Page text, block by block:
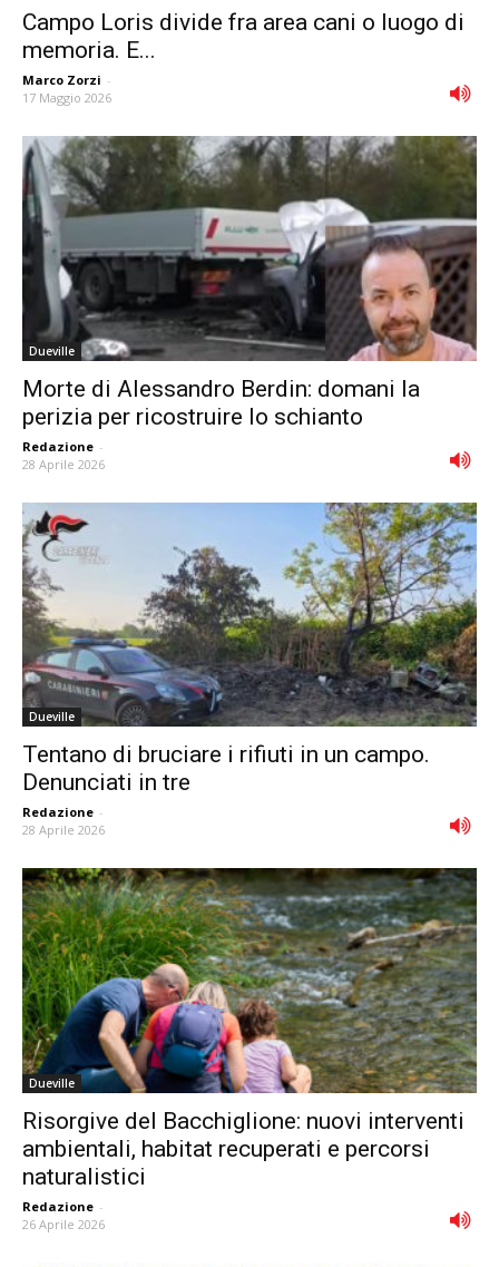
Campo Loris divide fra area cani o luogo di
memoria. E...
Marco Zorzi -
17 Maggio 2026
Dueville
Morte di Alessandro Berdin: domani la
perizia per ricostruire lo schianto
Redazione -
28 Aprile 2026
Dueville
Tentano di bruciare i rifiuti in un campo.
Denunciati in tre
Redazione -
28 Aprile 2026
Dueville
Risorgive del Bacchiglione: nuovi interventi
ambientali, habitat recuperati e percorsi
naturalistici
Redazione -
26 Aprile 2026